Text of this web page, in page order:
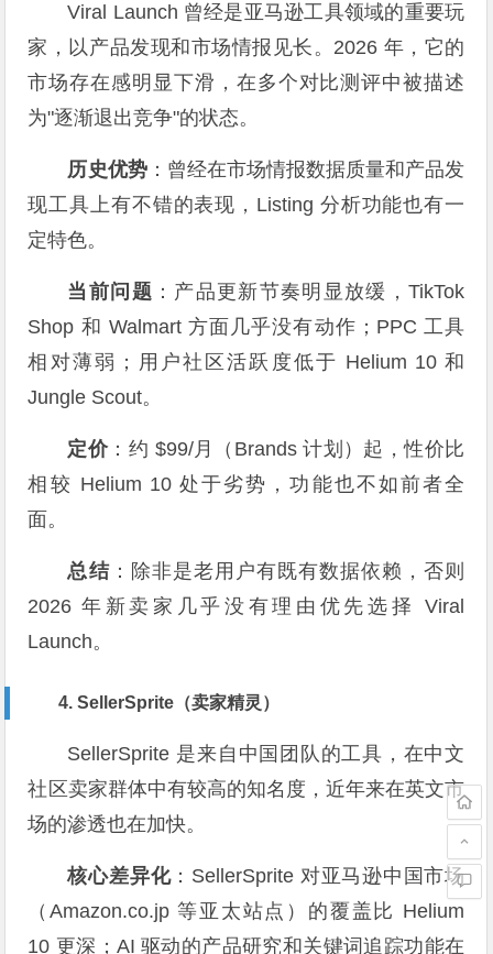
Viral Launch 曾经是亚马逊工具领域的重要玩
家，以产品发现和市场情报见长。2026 年，它的
市场存在感明显下滑，在多个对比测评中被描述
为"逐渐退出竞争"的状态。
历史优势：曾经在市场情报数据质量和产品发
现工具上有不错的表现，Listing 分析功能也有一
定特色。
当前问题 ：产品更新节奏明显放缓，TikTok
Shop 和 Walmart 方面几乎没有动作；PPC 工具
相对薄弱；用户社区活跃度低于 Helium 10 和
Jungle Scout。
定价：约 $99/月（Brands 计划）起，性价比
相较 Helium 10 处于劣势，功能也不如前者全
面。
总结：除非是老用户有既有数据依赖，否则
2026 年新卖家几乎没有理由优先选择 Viral
Launch。
4. SellerSprite（卖家精灵）
SellerSprite 是来自中国团队的工具，在中文
社区卖家群体中有较高的知名度，近年来在英文市
场的渗透也在加快。
核心差异化：SellerSprite 对亚马逊中国市场
（Amazon.co.jp 等亚太站点）的覆盖比 Helium
10 更深；AI 驱动的产品研究和关键词追踪功能在